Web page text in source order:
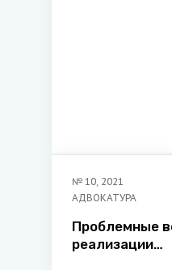
№ 10, 2021
АДВОКАТУРА
Проблемные
реализации